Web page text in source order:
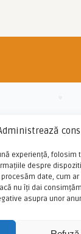
experiență, folosim
despre
date, cum
nu îți dai
asupra unor